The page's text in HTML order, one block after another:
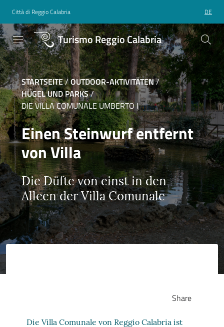
Città di Reggio Calabria DE
Turismo Reggio Calabria
STARTSEITE/OUTDOOR-AKTIVITÄTEN/
HÜGEL UND PARKS/
DIE VILLA COMUNALE UMBERTO I
Einen Steinwurf entfernt
von Villa
Die Düfte von einst in den
Alleen der Villa Comunale
Share
Die Villa Comunale von Reggio Calabria ist